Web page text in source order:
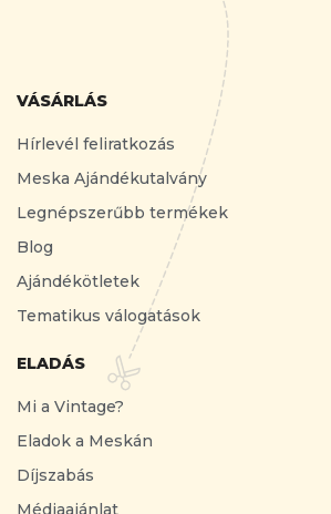
VÁSÁRLÁS
Hírlevél feliratkozás
Meska Ajándékutalvány
Legnépszerűbb termékek
Blog
Ajándékötletek
Tematikus válogatások
ELADÁS
Mi a Vintage?
Eladok a Meskán
Díjszabás
Médiaajánlat